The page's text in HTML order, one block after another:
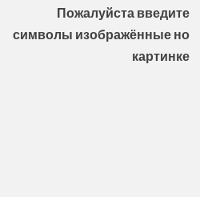
Пожалуйста введите
символы изображённые но
картинке